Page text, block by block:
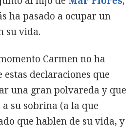
ha pasado a ocupar un
su vida.
Carmen no ha
declaraciones que
una gran polvareda y que
su sobrina (a la que
que hablen de su vida, y